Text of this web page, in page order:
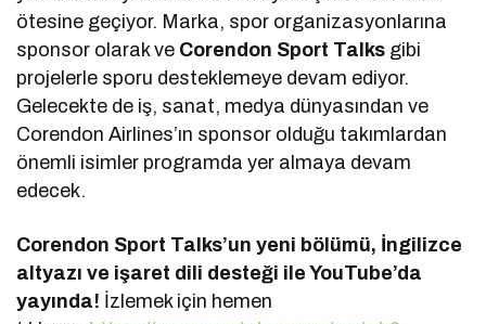
ötesine geçiyor. Marka, spor organizasyonlarına
sponsor olarak ve Corendon Sport Talks gibi
projelerle sporu desteklemeye devam ediyor.
Gelecekte de iş, sanat, medya dünyasından ve
Corendon Airlines’ın sponsor olduğu takımlardan
önemli isimler programda yer almaya devam
edecek.
Corendon Sport Talks’un yeni bölümü, İngilizce
altyazı ve işaret dili desteği ile YouTube’da
yayında! İzlemek için hemen